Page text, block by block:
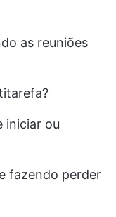
as reuniões
iniciar ou
fazendo perder